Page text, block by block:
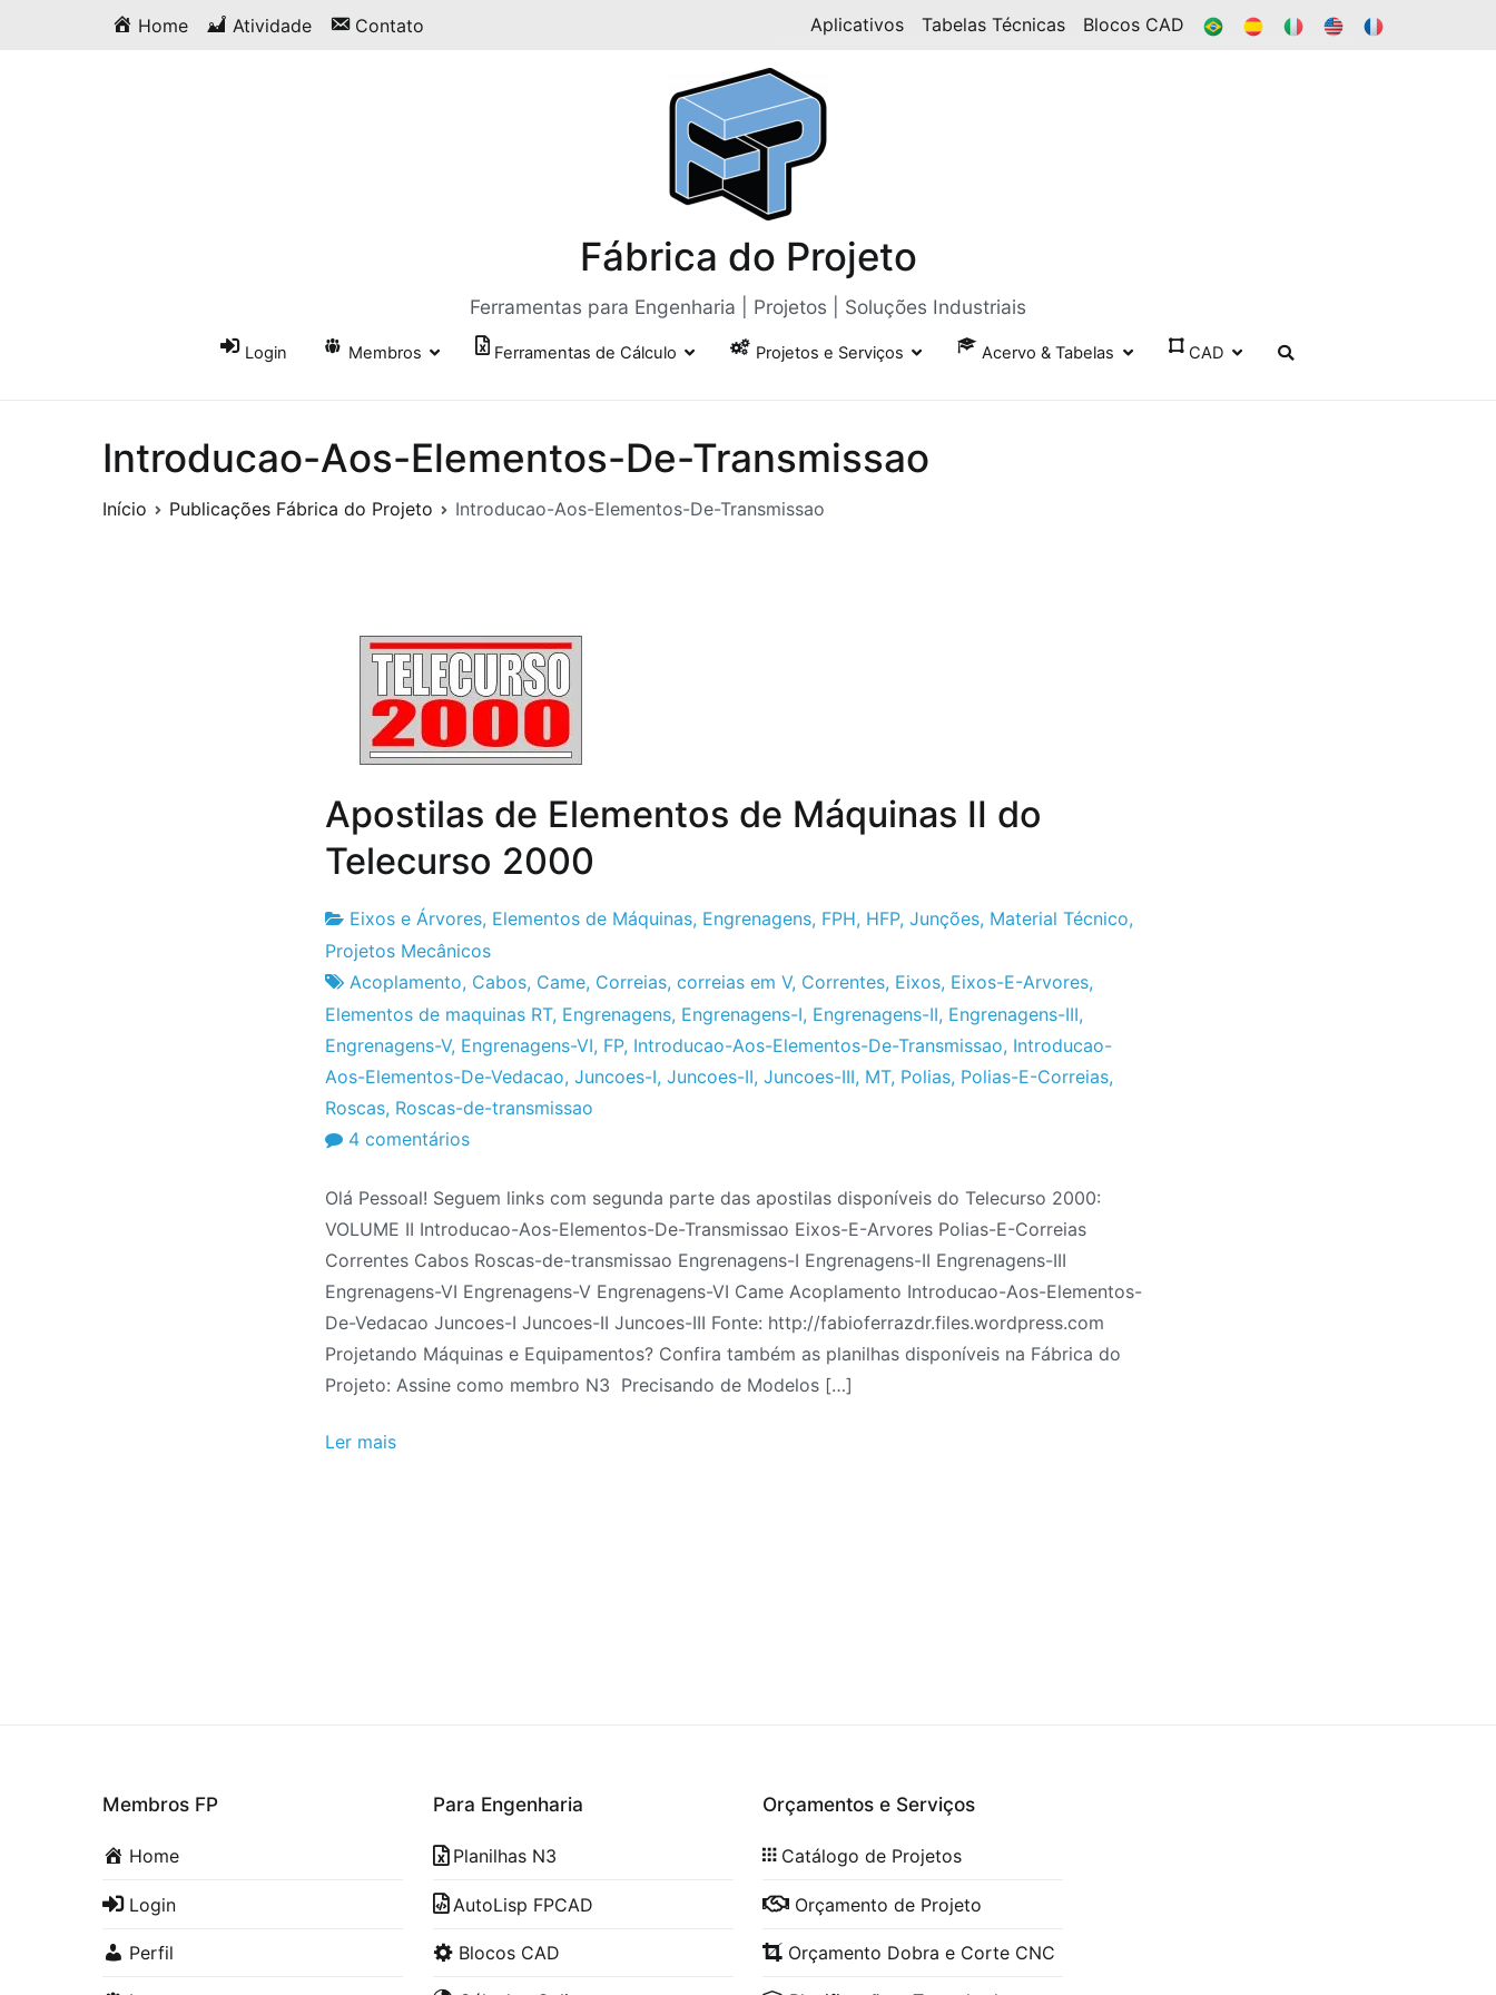
Home Atividade Contato Aplicativos Tabelas Técnicas Blocos CAD BR ES EN
Fábrica do Projeto
Ferramentas para Engenharia | Projetos | Soluções Industriais
Login Membros Ferramentas de Cálculo Projetos e Serviços Acervo & Tabelas CAD
Introducao-Aos-Elementos-De-Transmissao
Início Publicações Fábrica do Projeto Introducao-Aos-Elementos-De-Transmissao
Apostilas de Elementos de Máquinas II do
Telecurso 2000
Fabrica
do
Projeto
23
de
Julho
de
2010
Eixos e Árvores, Elementos de Máquinas, Engrenagens, FPH, HFP, Junções, Material Técnico,
Projetos Mecânicos
Acoplamento, Cabos, Came, Correias, correias em V, Correntes, Eixos, Eixos-E-Arvores,
Elementos de maquinas RT, Engrenagens, Engrenagens-I, Engrenagens-II, Engrenagens-III,
Engrenagens-V, Engrenagens-VI, FP, Introducao-Aos-Elementos-De-Transmissao, Introducao-
Aos-Elementos-De-Vedacao, Juncoes-I, Juncoes-II, Juncoes-III, MT, Polias, Polias-E-Correias,
Roscas, Roscas-de-transmissao
4 comentáriosem
de
Elementos
de
Máquinas
II
do
Telecurso
Olá Pessoal! Seguem links com segunda parte das apostilas disponíveis do Telecurso 2000:
VOLUME II Introducao-Aos-Elementos-De-Transmissao Eixos-E-Arvores Polias-E-Correias
Correntes Cabos Roscas-de-transmissao Engrenagens-I Engrenagens-II Engrenagens-III
Engrenagens-VI Engrenagens-V Engrenagens-VI Came Acoplamento Introducao-Aos-Elementos-
De-Vedacao Juncoes-I Juncoes-II Juncoes-III Fonte: http://fabioferrazdr.files.wordpress.com
Projetando Máquinas e Equipamentos? Confira também as planilhas disponíveis na Fábrica do
Projeto: Assine como membro N3 Precisando de Modelos […]
Ler mais
Membros FP
Home
Login
Perfil
Para Engenharia
Planilhas N3
AutoLisp FPCAD
Blocos CAD
Orçamentos e Serviços
Catálogo de Projetos
Orçamento de Projeto
Orçamento Dobra e Corte CNC